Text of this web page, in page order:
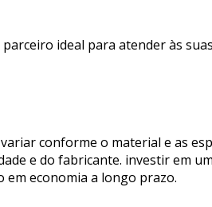
parceiro ideal para atender às
conforme o material e as
e do fabricante. investir em
em economia a longo prazo.